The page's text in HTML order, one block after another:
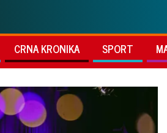
CRNA KRONIKA SPORT